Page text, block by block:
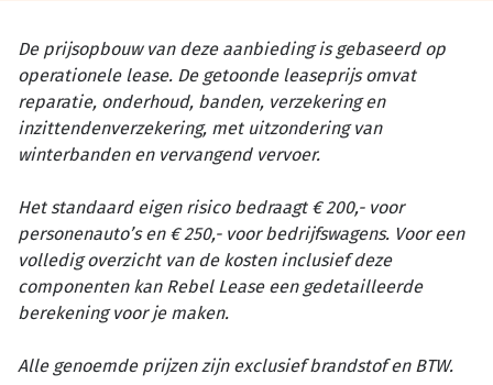
De prijsopbouw van deze aanbieding is gebaseerd op
operationele lease. De getoonde leaseprijs omvat
reparatie, onderhoud, banden, verzekering en
inzittendenverzekering, met uitzondering van
winterbanden en vervangend vervoer.
Het standaard eigen risico bedraagt € 200,- voor
personenauto’s en € 250,- voor bedrijfswagens. Voor een
volledig overzicht van de kosten inclusief deze
componenten kan Rebel Lease een gedetailleerde
berekening voor je maken.
Alle genoemde prijzen zijn exclusief brandstof en BTW.